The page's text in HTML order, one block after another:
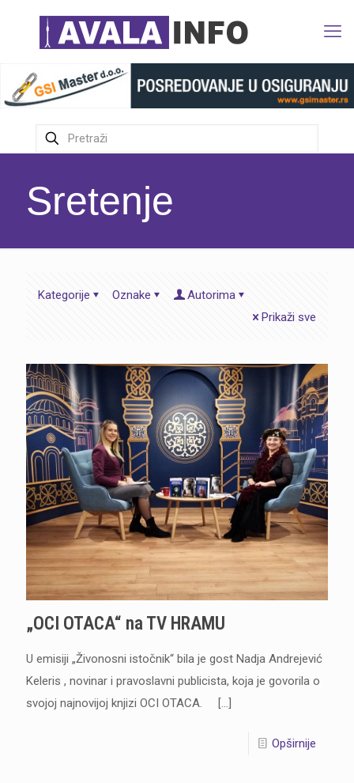
Sretenje
Kategorije Oznake
Autorima
Prikaži sve
„OCI OTACA“ na TV HRAMU
U emisiji „Živonosni istočnik“ bila je gost Nadja Andrejević
Keleris , novinar i pravoslavni publicista, koja je govorila o
svojoj najnovijoj knjizi OCI OTACA.
[…]
Opširnije